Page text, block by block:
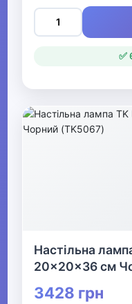
✅
Настільна
20x20x36 см
3428 грн